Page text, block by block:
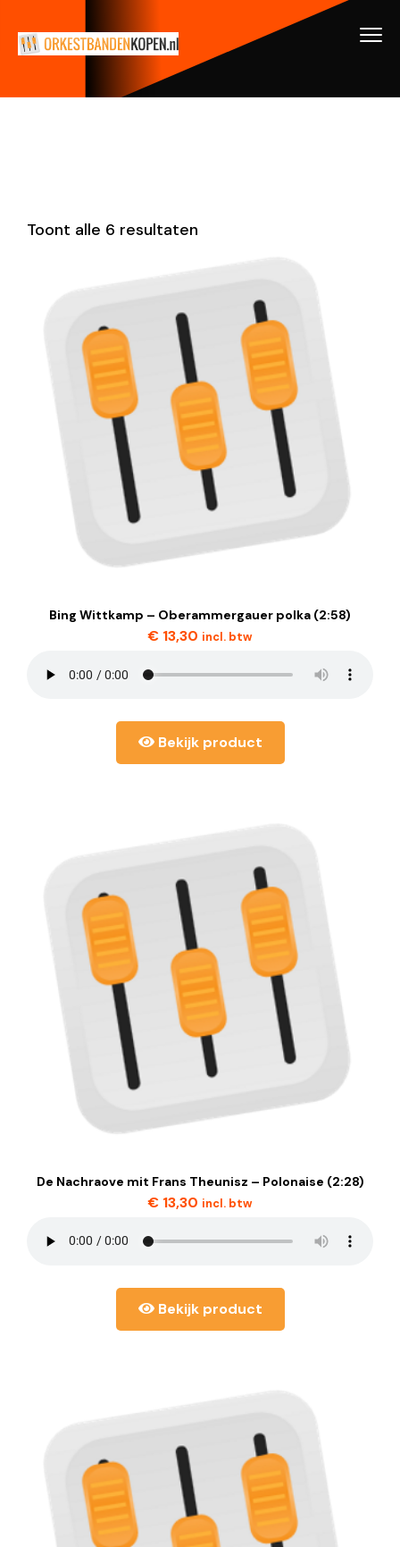
Toont alle 6 resultaten
Bing Wittkamp – Oberammergauer polka (2:58)
€ 13,30 incl. btw
Bekijk product
De Nachraove mit Frans Theunisz – Polonaise (2:28)
€ 13,30 incl. btw
Bekijk product